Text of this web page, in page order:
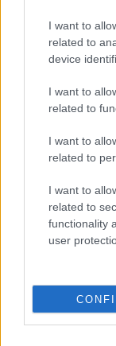
I want to
related to
device
I want to
related to
I want to
related to
I want to
related to
functionality
user
Hadrian
18 éve
hehhehehhe:)
PTibor
és volt
Ez nagyon jó! :)